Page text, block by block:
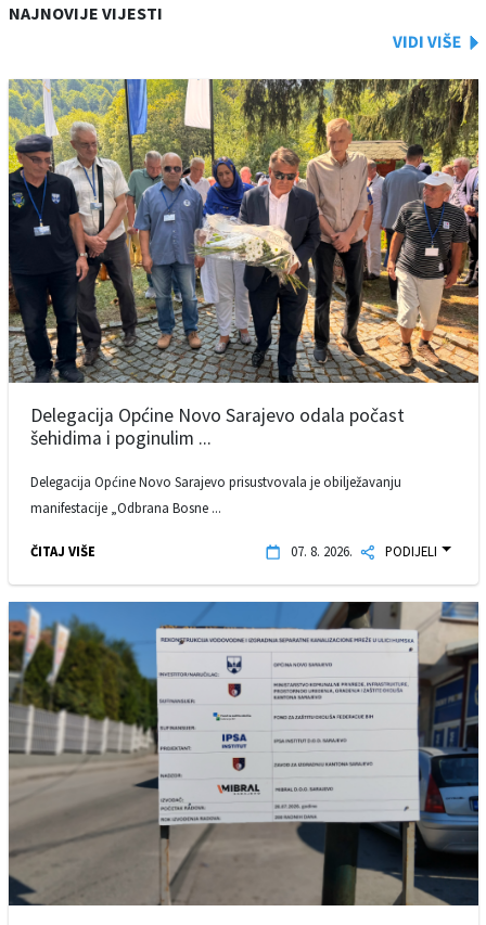
NAJNOVIJE VIJESTI
Delegacija Općine Novo Sarajevo odala počast
šehidima i poginulim ...
Delegacija Općine Novo Sarajevo prisustvovala je obilježavanju
manifestacije „Odbrana Bosne ...
ČITAJ VIŠE 07. 8. 2026. PODIJELI